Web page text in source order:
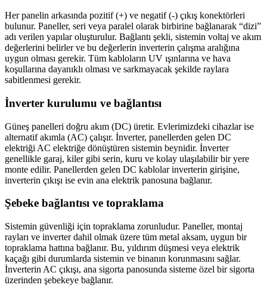
Her panelin arkasında pozitif (+) ve negatif (-) çıkış konektörleri
bulunur. Paneller, seri veya paralel olarak birbirine bağlanarak “dizi”
adı verilen yapılar oluşturulur. Bağlantı şekli, sistemin voltaj ve akım
değerlerini belirler ve bu değerlerin inverterin çalışma aralığına
uygun olması gerekir. Tüm kabloların UV ışınlarına ve hava
koşullarına dayanıklı olması ve sarkmayacak şekilde raylara
sabitlenmesi gerekir.
İnverter kurulumu ve bağlantısı
Güneş panelleri doğru akım (DC) üretir. Evlerimizdeki cihazlar ise
alternatif akımla (AC) çalışır. İnverter, panellerden gelen DC
elektriği AC elektriğe dönüştüren sistemin beynidir. İnverter
genellikle garaj, kiler gibi serin, kuru ve kolay ulaşılabilir bir yere
monte edilir. Panellerden gelen DC kablolar inverterin girişine,
inverterin çıkışı ise evin ana elektrik panosuna bağlanır.
Şebeke bağlantısı ve topraklama
Sistemin güvenliği için topraklama zorunludur. Paneller, montaj
rayları ve inverter dahil olmak üzere tüm metal aksam, uygun bir
topraklama hattına bağlanır. Bu, yıldırım düşmesi veya elektrik
kaçağı gibi durumlarda sistemin ve binanın korunmasını sağlar.
İnverterin AC çıkışı, ana sigorta panosunda sisteme özel bir sigorta
üzerinden şebekeye bağlanır.